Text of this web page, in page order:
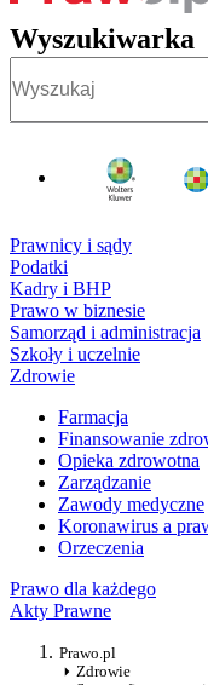
Wyszukiwarka
Prawnicy i sądy
Podatki
Kadry i BHP
Prawo w biznesie
Samorząd i administracja
Szkoły i uczelnie
Zdrowie
Farmacja
Finansowanie
Opieka zdrowotna
Zarządzanie
Zawody medyczne
Koronawirus a
Orzeczenia
Prawo dla każdego
Akty Prawne
Prawo.pl
Zdrowie